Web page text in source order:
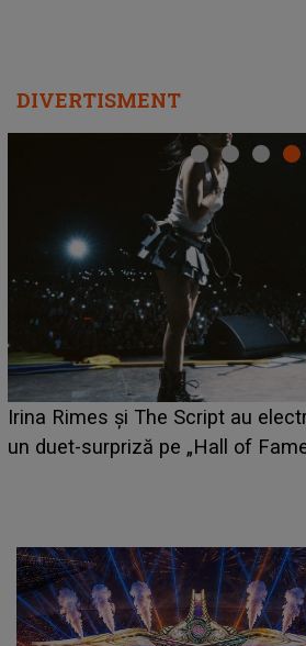
DIVERTISMENT
HOROSCOP 6 august 2026.
câștige mai mulți bani. O